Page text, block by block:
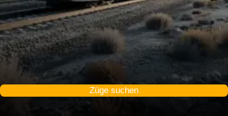
Züge suchen